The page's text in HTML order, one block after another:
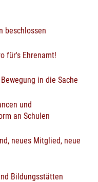
beschlossen
für's Ehrenamt!
in die Sache
und
an Schulen
neues Mitglied, neue
Bildungsstätten